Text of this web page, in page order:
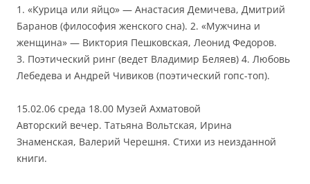
1. «Курица или яйцо» — Анастасия Демичева, Дмитрий
Баранов (философия женского сна). 2. «Мужчина и
женщина» — Виктория Пешковская, Леонид Федоров.
3. Поэтический ринг (ведет Владимир Беляев) 4. Любовь
Лебедева и Андрей Чивиков (поэтический гопс-топ).
15.02.06 среда 18.00 Музей Ахматовой
Авторский вечер. Татьяна Вольтская, Ирина
Знаменская, Валерий Черешня. Стихи из неизданной
книги.